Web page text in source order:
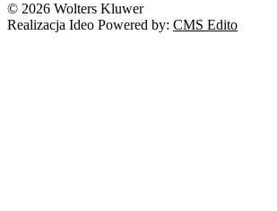
© 2026 Wolters Kluwer
Realizacja Ideo Powered by: CMS Edito